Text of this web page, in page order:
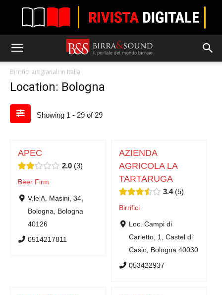
Birrifici artigianali in Italia
Location: Bologna
Showing 1 - 29 of 29
APEC
2.0 3
Beer Firm
V.le A. Masini, 34,
Bologna, Bologna
40126
0514217811
AZIENDA
AGRICOLA LA
TARTARUGA
3.4 5
Birrifici
Loc. Campi di
Carletto, 1, Castel di
Casio, Bologna 40030
053422937